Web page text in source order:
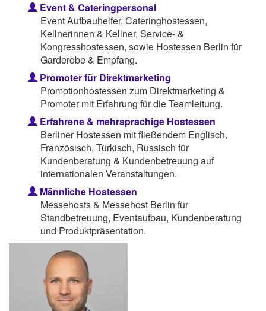
Event & Cateringpersonal
Event Aufbauhelfer, Cateringhostessen,
Kellnerinnen & Kellner, Service- &
Kongresshostessen, sowie Hostessen Berlin für
Garderobe & Empfang.
Promoter für Direktmarketing
Promotionhostessen zum Direktmarketing &
Promoter mit Erfahrung für die Teamleitung.
Erfahrene & mehrsprachige Hostessen
Berliner Hostessen mit fließendem Englisch,
Französisch, Türkisch, Russisch für
Kundenberatung & Kundenbetreuung auf
internationalen Veranstaltungen.
Männliche Hostessen
Messehosts & Messehost Berlin für
Standbetreuung, Eventaufbau, Kundenberatung
und Produktpräsentation.